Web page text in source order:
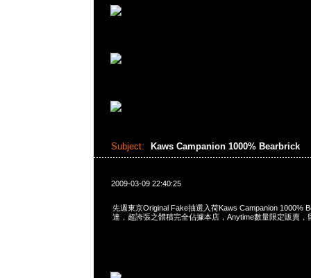
Subject: Kaws Campanion 1000% Bearbrick
2009-03-09 22:40:25
先週東京Original Fake抽選入荷Kaws Campanion 1000%
達，超誇張之體積完全佔據本店，Anytime數量限定販賣，